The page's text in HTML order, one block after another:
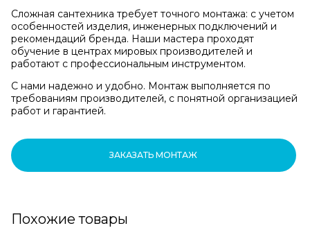
Сложная сантехника требует точного монтажа: с учетом
особенностей изделия, инженерных подключений и
рекомендаций бренда. Наши мастера проходят
обучение в центрах мировых производителей и
работают с профессиональным инструментом.
С нами надежно и удобно. Монтаж выполняется по
требованиям производителей, с понятной организацией
работ и гарантией.
ЗАКАЗАТЬ МОНТАЖ
Похожие товары